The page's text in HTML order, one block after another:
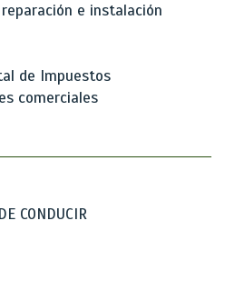
e instalación
de Impuestos
comerciales
CONDUCIR